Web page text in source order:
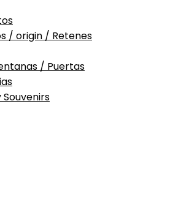
/ origin / Retenes
/ Puertas